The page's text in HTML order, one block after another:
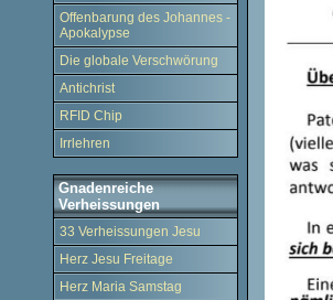
Offenbarung des Johannes -
Apokalypse
Die globale Verschwörung
Antichrist
RFID Chip
Irrlehren
Gnadenreiche
Verheissungen
33 Verheissungen Jesu
Herz Jesu Freitage
Herz Maria Samstag